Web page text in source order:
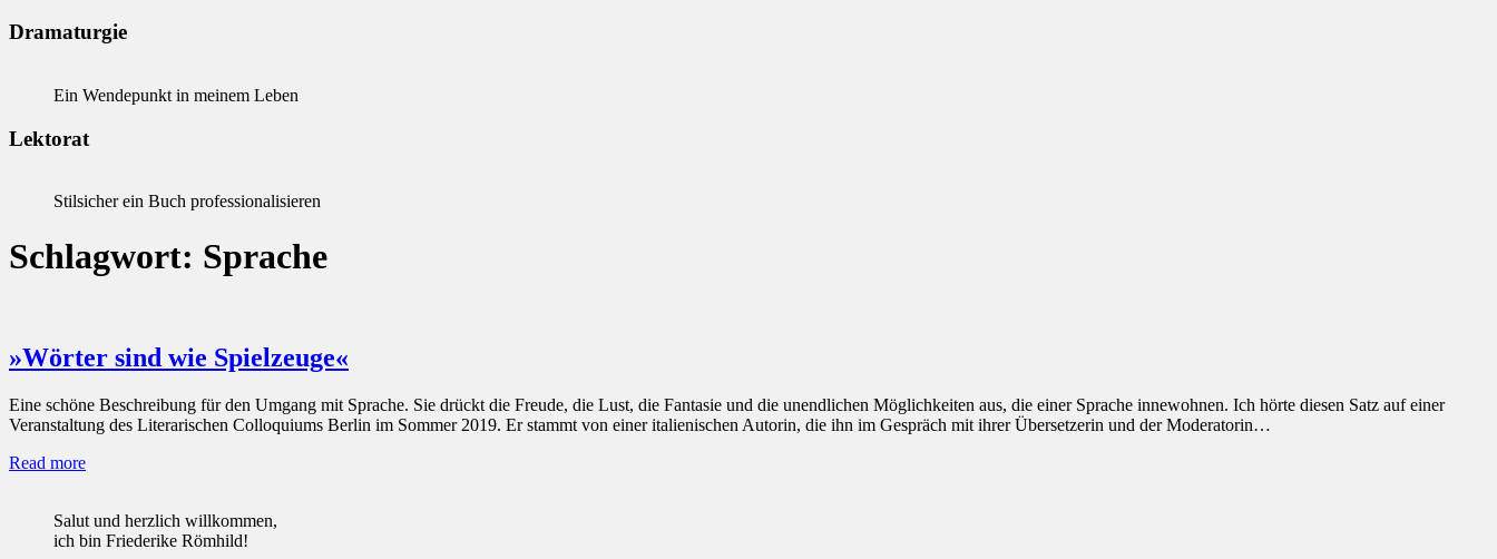
Dramaturgie
Ein Wendepunkt in meinem Leben
Lektorat
Stilsicher ein Buch professionalisieren
Schlagwort: Sprache
»Wörter sind wie Spielzeuge«
Eine schöne Beschreibung für den Umgang mit Sprache. Sie drückt die Freude, die Lust, die Fantasie und die unendlichen Möglichkeiten aus, die einer Sprache innewohnen. Ich hörte diesen Satz auf einer
Veranstaltung des Literarischen Colloquiums Berlin im Sommer 2019. Er stammt von einer italienischen Autorin, die ihn im Gespräch mit ihrer Übersetzerin und der Moderatorin…
Read more
Salut und herzlich willkommen,
ich bin Friederike Römhild!